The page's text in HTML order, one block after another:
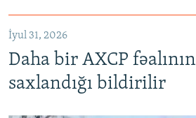
İyul 31, 2026
Daha bir AXCP fəalının
saxlandığı bildirilir